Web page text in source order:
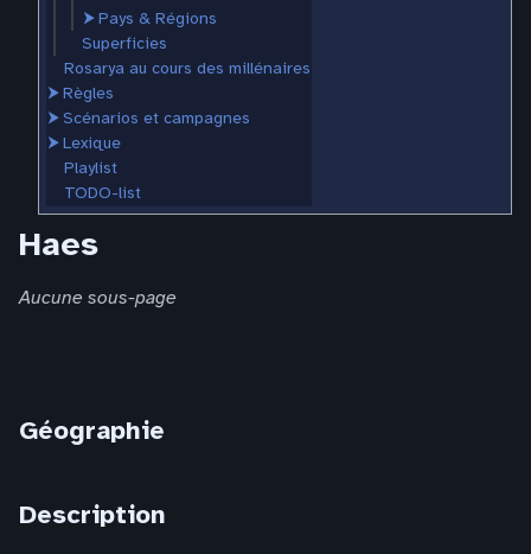
⮞Pays & Régions
Superficies
Rosarya au cours des millénaires
⮞Règles
⮞Scénarios et campagnes
⮞Lexique
Playlist
TODO-list
Haes
Aucune sous-page
Géographie
Description